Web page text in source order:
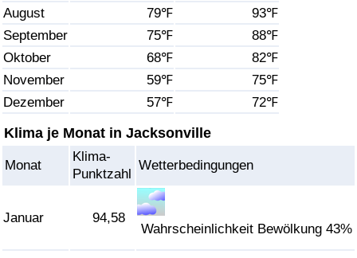
August
79℉
93℉
September
75℉
88℉
Oktober
68℉
82℉
November
59℉
75℉
Dezember
57℉ 72℉
Klima je Monat in Jacksonville
Monat
Klima-
Punktzahl
Wetterbedingungen
Januar 94,58
Wahrscheinlichkeit Bewölkung 43%
Kriminalitätsindex nach Land
Gesundheitsversorgung
Gesundheitsversorgungs-Index (aktuell)
Gesundheitsversorgungs-Index nach Land
Umweltverschmutzung